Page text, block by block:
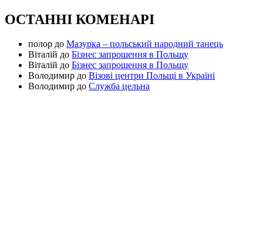
ОСТАННІ КОМЕНАРІ
полор до Мазурка – польський народний танець
Віталій до Бізнес запрошення в Польщу
Віталій до Бізнес запрошення в Польщу
Володимир до Візові центри Польщі в Україні
Володимир до Служба цельна